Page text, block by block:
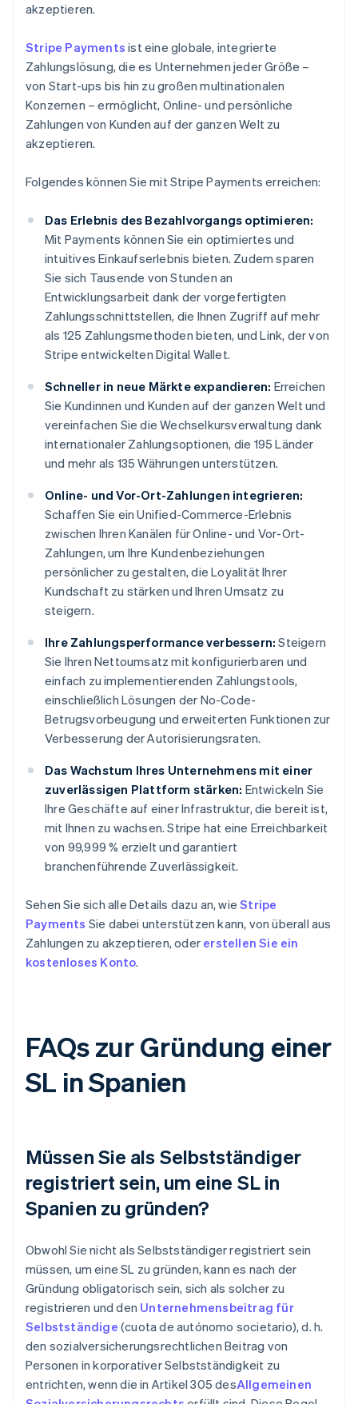
akzeptieren.
Stripe Payments ist eine globale, integrierte
Zahlungslösung, die es Unternehmen jeder Größe –
von Start-ups bis hin zu großen multinationalen
Konzernen – ermöglicht, Online- und persönliche
Zahlungen von Kunden auf der ganzen Welt zu
akzeptieren.
Folgendes können Sie mit Stripe Payments erreichen:
Das Erlebnis des Bezahlvorgangs optimieren:
Mit Payments können Sie ein optimiertes und
intuitives Einkaufserlebnis bieten. Zudem sparen
Sie sich Tausende von Stunden an
Entwicklungsarbeit dank der vorgefertigten
Zahlungsschnittstellen, die Ihnen Zugriff auf mehr
als 125 Zahlungsmethoden bieten, und Link, der von
Stripe entwickelten Digital Wallet.
Schneller in neue Märkte expandieren: Erreichen
Sie Kundinnen und Kunden auf der ganzen Welt und
vereinfachen Sie die Wechselkursverwaltung dank
internationaler Zahlungsoptionen, die 195 Länder
und mehr als 135 Währungen unterstützen.
Online- und Vor-Ort-Zahlungen integrieren:
Schaffen Sie ein Unified-Commerce-Erlebnis
zwischen Ihren Kanälen für Online- und Vor-Ort-
Zahlungen, um Ihre Kundenbeziehungen
persönlicher zu gestalten, die Loyalität Ihrer
Kundschaft zu stärken und Ihren Umsatz zu
steigern.
Ihre Zahlungsperformance verbessern: Steigern
Sie Ihren Nettoumsatz mit konfigurierbaren und
einfach zu implementierenden Zahlungstools,
einschließlich Lösungen der No-Code-
Betrugsvorbeugung und erweiterten Funktionen zur
Verbesserung der Autorisierungsraten.
Das Wachstum Ihres Unternehmens mit einer
zuverlässigen Plattform stärken: Entwickeln Sie
Ihre Geschäfte auf einer Infrastruktur, die bereit ist,
mit Ihnen zu wachsen. Stripe hat eine Erreichbarkeit
von 99,999 % erzielt und garantiert
branchenführende Zuverlässigkeit.
Sehen Sie sich alle Details dazu an, wieStripe
Payments Sie dabei unterstützen kann, von überall aus
Zahlungen zu akzeptieren, oder erstellen Sie ein
kostenloses Konto.
FAQs zur Gründung einer
SL in Spanien
Müssen Sie als Selbstständiger
registriert sein, um eine SL in
Spanien zu gründen?
Obwohl Sie nicht als Selbstständiger registriert sein
müssen, um eine SL zu gründen, kann es nach der
Gründung obligatorisch sein, sich als solcher zu
registrieren und den Unternehmensbeitrag für
Selbstständige (cuota de autónomo societario), d. h.
den sozialversicherungsrechtlichen Beitrag von
Personen in korporativer Selbstständigkeit zu
entrichten, wenn die in Artikel 305 desAllgemeinen